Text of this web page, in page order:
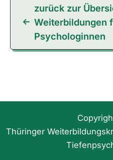
zurück zur
Weiterbildungen
Psychologinnen
Thüringer